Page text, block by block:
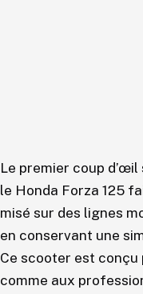
Le premier coup
le Honda Forza 125
misé sur des lignes
en conservant une
Ce scooter est conçu
comme aux